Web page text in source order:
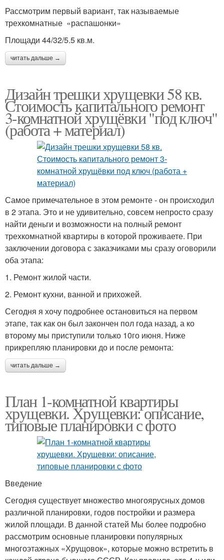
Рассмотрим первый вариант, так называемые
трехкомнатные «распашонки»
Площади 44/32/5.5 кв.м.
читать дальше →
Дизайн трешки хрущевки 58 кв.
Стоимость капитального ремонт
3-комнатной хрущёвки "под ключ"
(работа + материал)
Самое примечательное в этом ремонте - он происходил
в 2 этапа. Это и не удивительно, совсем непросто сразу
найти деньги и возможности на полный ремонт
трехкомнатной квартиры в которой проживаете. При
заключении договора с заказчиками мы сразу оговорили
оба этапа:
1. Ремонт жилой части.
2. Ремонт кухни, ванной и прихожей.
Сегодня я хочу подробнее остановиться на первом
этапе, так как он был закончен пол года назад, а ко
второму мы приступили только 10го июня. Ниже
прикрепляю планировки до и после ремонта:
читать дальше →
План 1-комнатной квартиры
хрущевки. Хрущевки: описание,
типовые планировки с фото
Введение
Сегодня существует множество многоярусных домов
различной планировки, годов постройки и размера
жилой площади. В данной статей Мы более подробно
рассмотрим основные планировки популярных
многоэтажных «Хрущовок», которые можно встретить в